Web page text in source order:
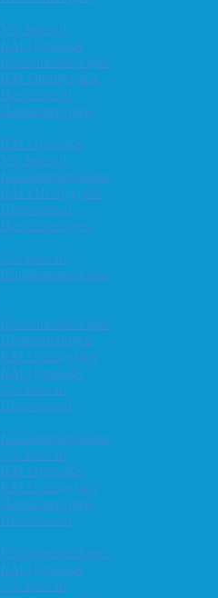
Vår-konrad
KM i lynsjakk
Klubbmesterskapet
KM i hurtigsjakk
Høst-konrad
Høstturneringen
KM i lynsjakk
Vår-konrad
Klubbmesterskapet
KM i Hurtigsjakk
Høst-konrad
Høstturneringen
Vår-konrad
Klubbmesterskapet
Klubbmesterskapet
Høstturneringen
KM i hurtigsjakk
KM i lynsjakk
Vår-konrad
Høst-konrad
Klubbmesterskapet
Vår-konrad
KM i lynsjakk
KM i hurtigsjakk
Høstturneringen
Høst-konrad
Klubbmesterskapet
KM i lynsjakk
Vår-konrad